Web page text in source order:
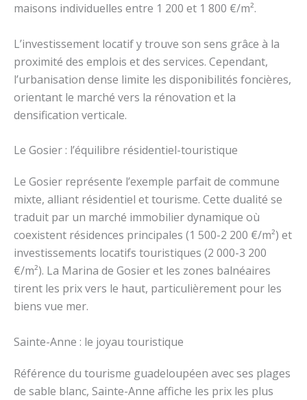
maisons individuelles entre 1 200 et 1 800 €/m².
L’investissement locatif y trouve son sens grâce à la
proximité des emplois et des services. Cependant,
l’urbanisation dense limite les disponibilités foncières,
orientant le marché vers la rénovation et la
densification verticale.
Le Gosier : l’équilibre résidentiel-touristique
Le Gosier représente l’exemple parfait de commune
mixte, alliant résidentiel et tourisme. Cette dualité se
traduit par un marché immobilier dynamique où
coexistent résidences principales (1 500-2 200 €/m²) et
investissements locatifs touristiques (2 000-3 200
€/m²). La Marina de Gosier et les zones balnéaires
tirent les prix vers le haut, particulièrement pour les
biens vue mer.
Sainte-Anne : le joyau touristique
Référence du tourisme guadeloupéen avec ses plages
de sable blanc, Sainte-Anne affiche les prix les plus